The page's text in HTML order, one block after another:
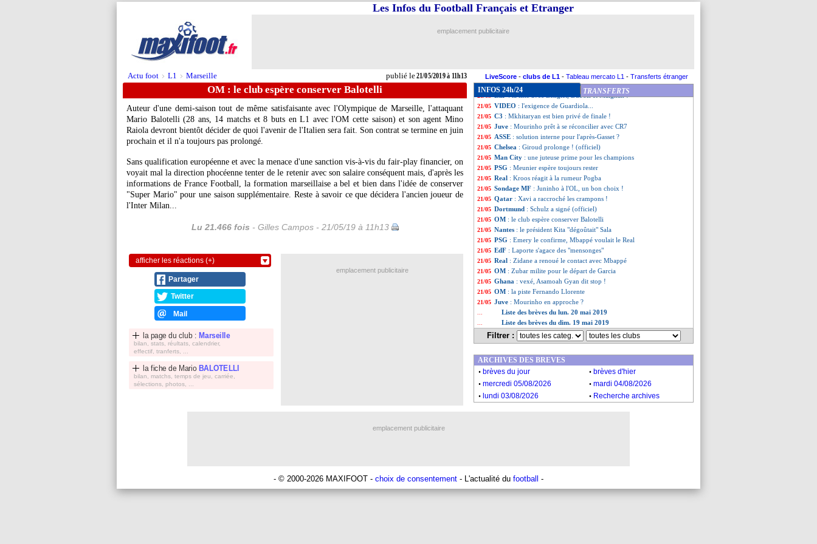
Actu foot > L1 > Marseille publié le21/05/2019 à 11h13
Les Infos du Football Français et Etranger
emplacement publicitaire
LiveScore - clubs de L1 - Tableau mercato L1 - Transferts étranger
OM : le club espère conserver Balotelli
Auteur d'une demi-saison tout de même satisfaisante avec l'Olympique de Marseille, l'attaquant
Mario Balotelli(28 ans, 14 matchs et 8 buts en L1 avec l'OM cette saison) et son agent Mino
Raiola devront bientôt décider de quoi l'avenir de l'Italien sera fait. Son contrat se termine en juin
prochain et il n'a toujours pas prolongé.
Sans qualification européenne et avec la menace d'une sanction vis-à-vis du fair-play financier, on
voyait mal la direction phocéenne tenter de le retenir avec son salaire conséquent mais, d'après les
informations de France Football, la formation marseillaise a bel et bien dans l'idée de conserver
"Super Mario" pour une saison supplémentaire. Reste à savoir ce que décidera l'ancien joueur de
l'Inter Milan...
Lu 21.466 fois - Gilles Campos - 21/05/19 à 11h13
afficher les réactions (+)
Partager
Twitter
Mail
la page du club : Marseille
bilan, stats, réultats, calendrier,
effectif, tranferts, ...
la fiche de Mario BALOTELLI
bilan, matchs, temps de jeu, carriée,
sélections, photos, ...
INFOS 24h/24 TRANSFERTS
21/05 Milan: Leonardo pense à démissionner
21/05 PSG: Mbappé, Dhorasoo n'a pas aimé sa sortie
21/05 Nantes
21/05 ASSE: Rocheteau va imiter Gasset
21/05 Real: ça se confirme pour Hazard
: la liste avec Lenglet, Dubois et Maignan !
21/05 VIDEO : l'exigence de Guardiola...
21/05 C3 : Mkhitaryan est bien privé de finale !
21/05 Juve : Mourinho prêt à se réconcilier avec CR7
21/05 ASSE : solution interne pour l'après-Gasset ?
21/05 Chelsea : Giroud prolonge ! (officiel)
21/05 Man City : une juteuse prime pour les champions
21/05 PSG : Meunier espère toujours rester
21/05 Real : Kroos réagit à la rumeur Pogba
21/05 Sondage MF : Juninho à l'OL, un bon choix !
21/05 Qatar : Xavi a raccroché les crampons !
21/05 Dortmund : Schulz a signé (officiel)
21/05 OM : le club espère conserver Balotelli
21/05 Nantes : le président Kita "dégoûtait" Sala
21/05 PSG : Emery le confirme, Mbappé voulait le Real
21/05 EdF : Laporte s'agace des "mensonges"
21/05 Real : Zidane a renoué le contact avec Mbappé
21/05 OM : Zubar milite pour le départ de Garcia
21/05 Ghana : vexé, Asamoah Gyan dit stop !
21/05 OM : la piste Fernando Llorente
21/05 Juve : Mourinho en approche ?
Liste des brèves du lun. 20 mai 2019
Liste des brèves du dim. 19 mai 2019
Filtrer :
emplacement publicitaire
ARCHIVES DES BREVES
. brèves du jour . brèves d'hier
. mercredi 05/08/2026 . mardi 04/08/2026
. lundi 03/08/2026 . Recherche archives
emplacement publicitaire
- © 2000-2026 MAXIFOOT - choix de consentement - L'actualité du football -